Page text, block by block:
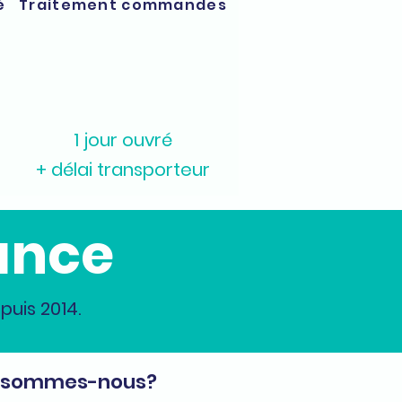
1 jour ouvré
+ délai transporteur
Traitement commandes
2014.
nous?